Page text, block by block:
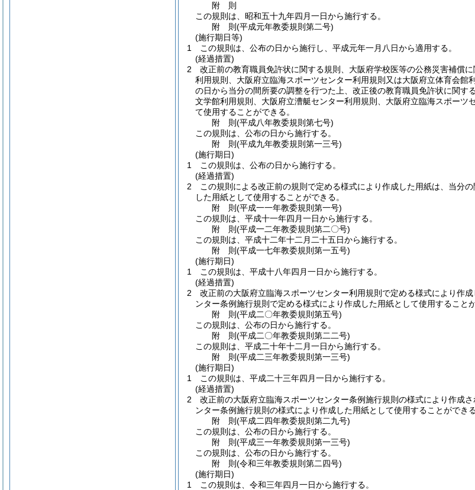
附 則
この規則は、昭和五十九年四月一日から施行する。
附 則(平成元年教委規則第二号)
(施行期日等)
1
この規則は、公布の日から施行し、平成元年一月八日から適用する。
(経過措置)
2
改正前の教育職員免許状に関する規則、大阪府学校医等の公務災害補償
利用規則、大阪府立臨海スポーツセンター利用規則又は大阪府立体育会
の日から当分の間所要の調整を行つた上、改正後の教育職員免許状に関
文学館利用規則、大阪府立漕艇センター利用規則、大阪府立臨海スポー
て使用することができる。
附 則(平成八年教委規則第七号)
この規則は、公布の日から施行する。
附 則(平成九年教委規則第一三号)
(施行期日)
1
この規則は、公布の日から施行する。
(経過措置)
2
この規則による改正前の規則で定める様式により作成した用紙は、当分
した用紙として使用することができる。
附 則(平成一一年教委規則第一号)
この規則は、平成十一年四月一日から施行する。
附 則(平成一二年教委規則第二〇号)
この規則は、平成十二年十二月二十五日から施行する。
附 則(平成一七年教委規則第一五号)
(施行期日)
1
この規則は、平成十八年四月一日から施行する。
(経過措置)
2
改正前の大阪府立臨海スポーツセンター利用規則で定める様式により作
ンター条例施行規則で定める様式により作成した用紙として使用することが
附 則(平成二〇年教委規則第五号)
この規則は、公布の日から施行する。
附 則(平成二〇年教委規則第二二号)
この規則は、平成二十年十二月一日から施行する。
附 則(平成二三年教委規則第一三号)
(施行期日)
1
この規則は、平成二十三年四月一日から施行する。
(経過措置)
2
改正前の大阪府立臨海スポーツセンター条例施行規則の様式により作成
ンター条例施行規則の様式により作成した用紙として使用することができる
附 則(平成二四年教委規則第二九号)
この規則は、公布の日から施行する。
附 則(平成三一年教委規則第一三号)
この規則は、公布の日から施行する。
附 則(令和三年教委規則第二四号)
(施行期日)
1
この規則は、令和三年四月一日から施行する。